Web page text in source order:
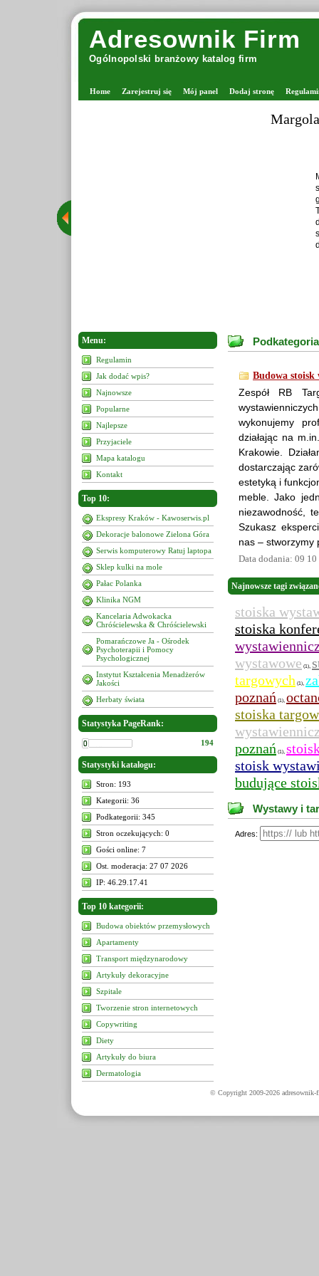
Adresownik Firm
Ogólnopolski branżowy katalog firm
Home Zarejestruj się Mój panel Dodaj stronę
Menu:
Regulamin
Jak dodać wpis?
Najnowsze
Popularne
Najlepsze
Przyjaciele
Mapa katalogu
Kontakt
Top 10:
Ekspresy Kraków - Kawoserwis.pl
Dekoracje balonowe Zielona Góra
Serwis komputerowy Ratuj laptopa
Sklep kulki na mole
Pałac Polanka
Klinika NGM
Kancelaria Adwokacka
Chróścielewska & Chróścielewski
Pomarańczowe Ja - Ośrodek
Psychoterapii i Pomocy
Psychologicznej
Instytut Kształcenia Menadżerów
Jakości
Herbaty świata
Statystyka PageRank:
194
Statystyki katalogu:
Stron: 193
Kategorii: 36
Podkategorii: 345
Stron oczekujących: 0
Gości online: 7
Ost. moderacja: 27 07 2026
IP: 46.29.17.41
Top 10 kategorii:
Budowa obiektów przemysłowych
Apartamenty
Transport międzynarodowy
Artykuły dekoracyjne
Szpitale
Tworzenie stron internetowych
Copywriting
Diety
Artykuły do biura
Dermatologia
Budowa stoisk
Zespół RB
wykonujemy
działając na
Krakowie.
dostarczając
estetyką i
meble. Jako
niezawodność,
Szukasz
nas – stworzymy
Data dodania: 09
Najnowsze tagi
stoiska
stoiska
wystawowe (1),
targowych (1),
poznań (1),
stoiska
poznań (1),
stoisk
budujące
Wystawy i
Adres:
© Copyright 2009-2026